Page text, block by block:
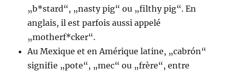
„b*stard“, „nasty pig“ ou „filthy pig“. En
anglais, il est parfois aussi appelé
„motherf*cker“.
Au Mexique et en Amérique latine, „cabrón“
signifie „pote“, „mec“ ou „frère“, entre